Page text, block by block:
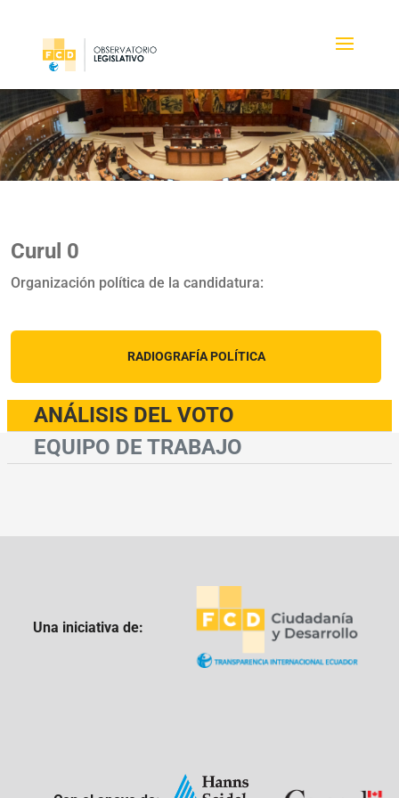
Curul 0
Organización política de la candidatura:
RADIOGRAFÍA POLÍTICA
ANÁLISIS DEL VOTO
EQUIPO DE TRABAJO
Una iniciativa de: